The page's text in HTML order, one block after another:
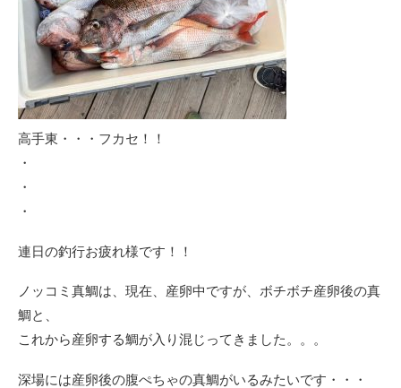
高手東・・・フカセ！！
・
・
・
連日の釣行お疲れ様です！！
ノッコミ真鯛は、現在、産卵中ですが、ボチボチ産卵後の真
鯛と、
これから産卵する鯛が入り混じってきました。。。
深場には産卵後の腹ぺちゃの真鯛がいるみたいです・・・